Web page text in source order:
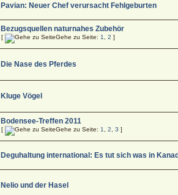
Pavian: Neuer Chef verursacht Fehlgeburten
Bezugsquellen naturnahes Zubehör
[ Gehe zu Seite: 1 ,2 ]
Die Nase des Pferdes
Kluge Vögel
Bodensee-Treffen 2011
[ Gehe zu Seite: 1 ,2 ,3 ]
Deguhaltung international: Es tut sich was in
Nelio und der Hasel